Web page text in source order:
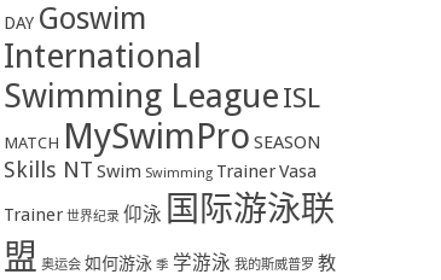
DAY Goswim
International
Swimming LeagueISL
MATCH MySwimPro SEASON
Skills NT Swim Swimming TrainerVasa
Trainer 世界纪录 仰泳 国际游泳联
盟 奥运会 如何游泳 季 学游泳 我的斯威普罗 教